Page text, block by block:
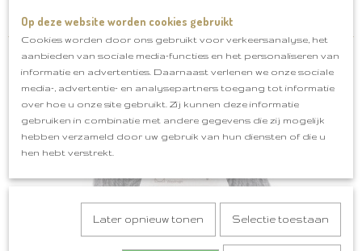
Home >Katia>Merino Aran>Merino Aran klnr 14
Op deze website worden cookies gebruikt
Cookies worden door ons gebruikt voor verkeersanalyse, het
aanbieden van sociale media-functies en het personaliseren van
informatie en advertenties. Daarnaast verlenen we onze sociale
media-, advertentie- en analysepartners toegang tot informatie
over hoe u onze site gebruikt. Zij kunnen deze informatie
gebruiken in combinatie met andere gegevens die zij mogelijk
hebben verzameld door uw gebruik van hun diensten of die u
hen hebt verstrekt.
Later opnieuw tonen Selectie toestaan